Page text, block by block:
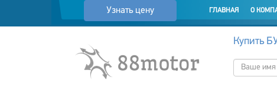
Узнать цену ГЛАВНАЯ О
Купить